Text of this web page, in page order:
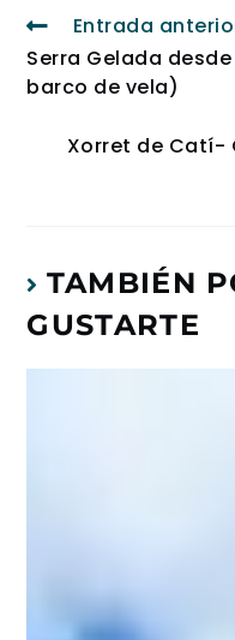
Entrada
Serra Gelada
barco de vela)
Xorret de Catí-
TAMBIÉN
GUSTARTE